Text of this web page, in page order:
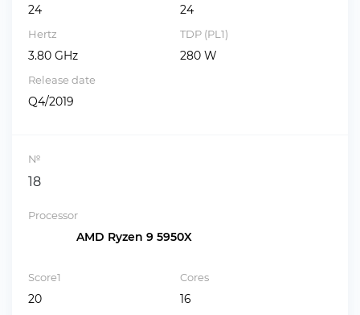
24 24
Hertz
3.80 GHz
TDP (PL1)
280 W
Release date
Q4/2019
№
18
Processor
AMD Ryzen 9 5950X
Score1
20
Cores
16